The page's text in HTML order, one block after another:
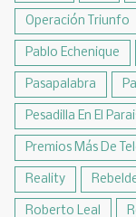
Operación Triunfo
Pablo Echenique
Pasapalabra
Pesadilla En El
Premios Más De
Reality
Roberto Leal